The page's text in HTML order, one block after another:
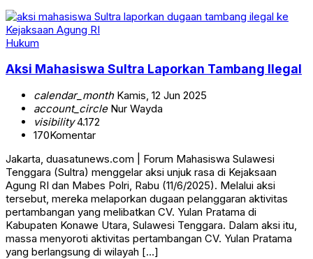
Hukum
Aksi Mahasiswa Sultra Laporkan Tambang Ilegal
calendar_monthKamis, 12 Jun 2025
account_circleNur Wayda
visibility4.172
170Komentar
Jakarta, duasatunews.com | Forum Mahasiswa Sulawesi
Tenggara (Sultra) menggelar aksi unjuk rasa di Kejaksaan
Agung RI dan Mabes Polri, Rabu (11/6/2025). Melalui aksi
tersebut, mereka melaporkan dugaan pelanggaran aktivitas
pertambangan yang melibatkan CV. Yulan Pratama di
Kabupaten Konawe Utara, Sulawesi Tenggara. Dalam aksi itu,
massa menyoroti aktivitas pertambangan CV. Yulan Pratama
yang berlangsung di wilayah […]